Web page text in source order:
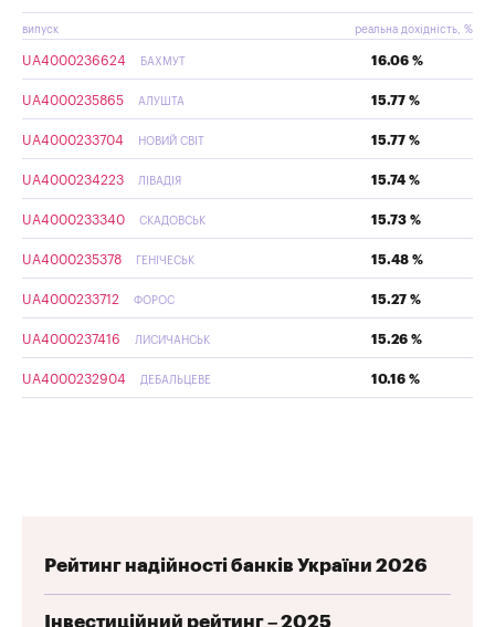
випуск реальна дохідність, %
UA4000236624 БАХМУТ 16.06 %
UA4000235865 АЛУШТА 15.77 %
UA4000233704 НОВИЙ СВІТ 15.77 %
UA4000234223 ЛІВАДІЯ 15.74 %
UA4000233340 СКАДОВСЬК 15.73 %
UA4000235378 ГЕНІЧЕСЬК 15.48 %
UA4000233712 ФОРОС 15.27 %
UA4000237416 ЛИСИЧАНСЬК 15.26 %
UA4000232904 ДЕБАЛЬЦЕВЕ 10.16 %
Рейтинг надійності банків України 2026
Інвестиційний рейтинг – 2025